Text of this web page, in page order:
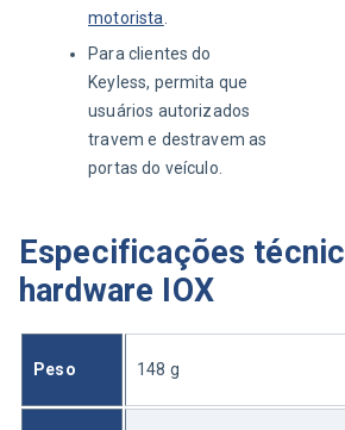
motorista
Para clientes do
Keyless, permita que
usuários autorizados
travem e destravem as
portas do veículo.
Especificações
hardware IOX
Peso 148 g